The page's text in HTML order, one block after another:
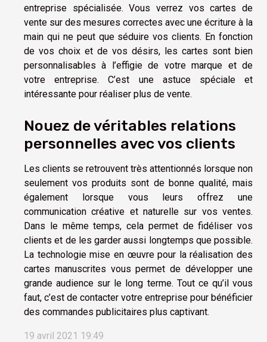
entreprise spécialisée. Vous verrez vos cartes de
vente sur des mesures correctes avec une écriture à la
main qui ne peut que séduire vos clients. En fonction
de vos choix et de vos désirs, les cartes sont bien
personnalisables à l’effigie de votre marque et de
votre entreprise. C’est une astuce spéciale et
intéressante pour réaliser plus de vente.
Nouez de véritables relations
personnelles avec vos clients
Les clients se retrouvent très attentionnés lorsque non
seulement vos produits sont de bonne qualité, mais
également lorsque vous leurs offrez une
communication créative et naturelle sur vos ventes.
Dans le même temps, cela permet de fidéliser vos
clients et de les garder aussi longtemps que possible.
La technologie mise en œuvre pour la réalisation des
cartes manuscrites vous permet de développer une
grande audience sur le long terme. Tout ce qu’il vous
faut, c’est de contacter votre entreprise pour bénéficier
des commandes publicitaires plus captivant.
19 avril 2021 19:49